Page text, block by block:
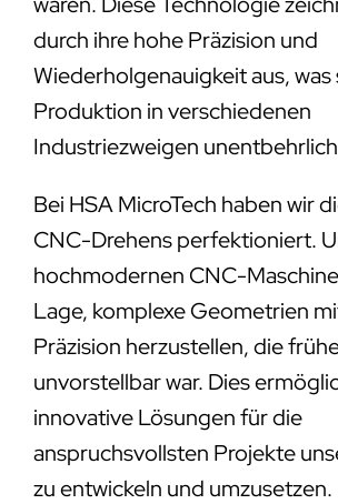
durch ihre hohe Präzision und
Wiederholgenauigkeit aus, was
Produktion in verschiedenen
Industriezweigen
Bei HSA MicroTech haben wir
CNC-Drehens perfektioniert.
hochmodernen CNC-
Lage, komplexe Geometrien
Präzision herzustellen, die
unvorstellbar war. Dies
innovative Lösungen für die
anspruchsvollsten Projekte
zu entwickeln und umzusetzen.